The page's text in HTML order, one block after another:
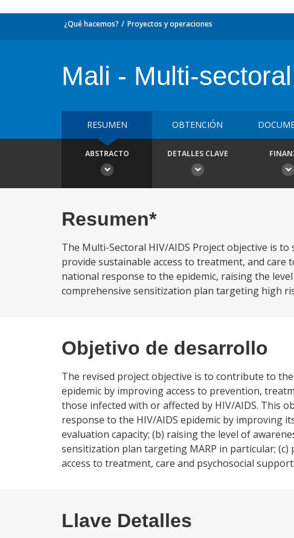
¿Qué hacemos? Proyectos y operaciones
Mali - Multi-
RESUMEN OBTENCIÓN
ABSTRACTO DETALLES CLAVE
Resumen*
The Multi-Sectoral HIV/AIDS Project objective is
provide sustainable access to treatment, and
national response to the epidemic, raising the
comprehensive sensitization plan targeting high
Objetivo de desarrollo
The revised project objective is to contribute to
epidemic by improving access to prevention,
those infected with or affected by HIV/AIDS. This
response to the HIV/AIDS epidemic by improving
evaluation capacity; (b) raising the level of
sensitization plan targeting MARP in particular;
access to treatment, care and psychosocial
Llave Detalles